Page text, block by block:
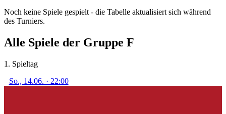
Noch keine Spiele gespielt - die Tabelle aktualisiert sich während
des Turniers.
Alle Spiele der Gruppe F
1. Spieltag
So., 14.06. · 22:00